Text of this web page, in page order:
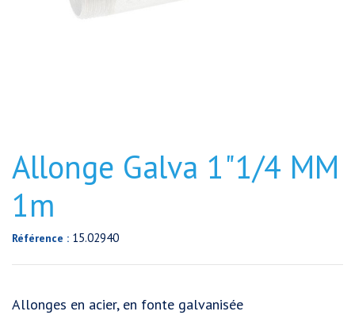
Allonge Galva 1"1/4 MM
1m
Référence : 15.02940
Allonges en acier, en fonte galvanisée